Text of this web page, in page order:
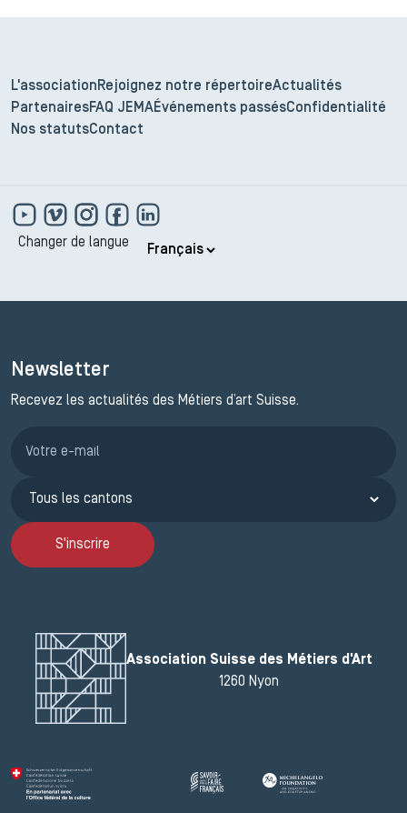
L'association Rejoignez notre répertoireActualités
PartenairesFAQ JEMAÉvénements passésConfidentialité
Nos statutsContact
Changer de langue
Newsletter
Recevez les actualités des Métiers d’art Suisse.
S'inscrire
Association Suisse des Métiers d'Art
1260 Nyon